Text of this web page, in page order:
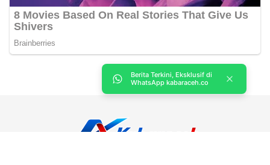
Berita Terkini, Eksklusif di
WhatsApp kabaraceh.co